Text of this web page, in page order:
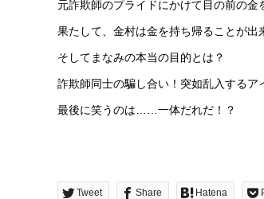
元詐欺師のプライドにかけて目の前の金
果たして、金村は金を持ち帰ることが出
そしてまなみの本当の目的とは？
詐欺師同士の騙し合い！突如乱入するア
最後に笑うのは……一体だれだ！？
Tweet Share Hatena